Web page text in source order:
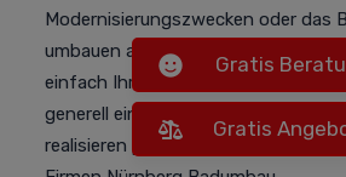
Modernisierungszwecken oder das
umbauen auch in Bayern an:
Sie
einfach Ihre Badewanne
generell ein rollstuhlgerechtes Bad
realisieren
perBadumbau Firma
Gratis
Gratis